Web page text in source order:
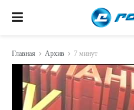
Главная Архив 7 минут